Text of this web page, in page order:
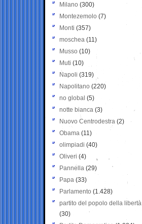
Milano (300)
Montezemolo (7)
Monti (357)
moschea (11)
Musso (10)
Muti (10)
Napoli (319)
Napolitano (220)
no global (5)
notte bianca (3)
Nuovo Centrodestra (2)
Obama (11)
olimpiadi (40)
Oliveri (4)
Pannella (29)
Papa (33)
Parlamento (1.428)
partito del popolo della libertà
(30)